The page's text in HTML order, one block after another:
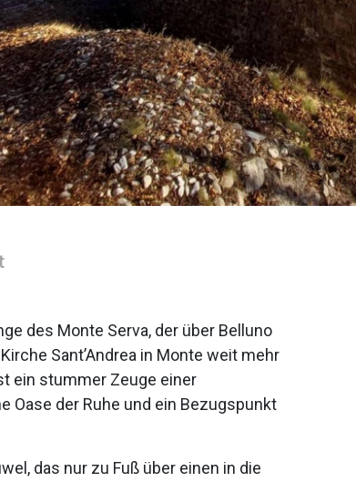
des Monte Serva, der über Belluno
Sant’Andrea in Monte weit mehr
ein stummer Zeuge einer
Oase der Ruhe und ein Bezugspunkt
das nur zu Fuß über einen in die